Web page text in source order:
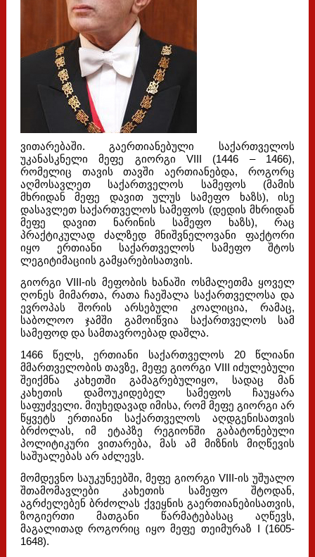
ვითარებაში. გაერთიანებული საქართველოს
უკანასკნელი მეფე გიორგი VIII (1446 – 1466),
რომელიც თავის თავში აერთიანებდა, როგორც
აღმოსავლეთ საქართველოს სამეფოს (მამის
მხრიდან მეფე დავით ულუს სამეფო ხაზს), ისე
დასავლეთ საქართველოს სამეფოს (დედის მხრიდან
მეფე დავით ნარინის სამეფო ხაზს), რაც
პრაქტიკულად ძალზედ მნიშვნელოვანი ფაქტორი
იყო ერთიანი საქართველოს სამეფო შტოს
ლეგიტიმაციის გამყარებისათვის.
გიორგი VIII-ის მეფობის ხანაში ოსმალეთმა ყოველ
ღონეს მიმართა, რათა ჩაეშალა საქართველოსა და
ევროპას შორის არსებული კოალიცია, რამაც,
საბოლოო ჯამში გამოიწვია საქართველოს სამ
სამეფოდ და სამთავროებად დაშლა.
1466 წელს, ერთიანი საქართველოს 20 წლიანი
მმართველობის თავზე, მეფე გიორგი VIII იძულებული
შეიქმნა კახეთში გამაგრებულიყო, სადაც მან
კახეთის დამოუკიდებელ სამეფოს ჩაუყარა
საფუძველი. მიუხედავად იმისა, რომ მეფე გიორგი არ
წყვეტს ერთიანი საქართველოს აღდგენისათვის
ბრძოლას, იმ ეტაპზე რეგიონში გაბატონებული
პოლიტიკური ვითარება, მას ამ მიზნის მიღწევის
საშუალებას არ აძლევს.
მომდევნო საუკუნეებში, მეფე გიორგი VIII-ის უშუალო
შთამომავლები კახეთის სამეფო შტოდან,
აგრძელებენ ბრძოლას ქვეყნის გაერთიანებისათვის,
ზოგიერთი მათგანი წარმატებასაც აღწევს,
მაგალითად როგორიც იყო მეფე თეიმურაზ I (1605-
1648).